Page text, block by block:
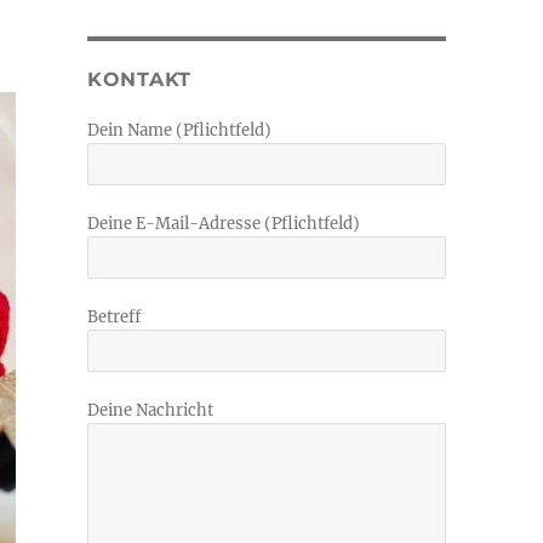
KONTAKT
Dein Name (Pflichtfeld)
Deine E-Mail-Adresse (Pflichtfeld)
Betreff
Deine Nachricht